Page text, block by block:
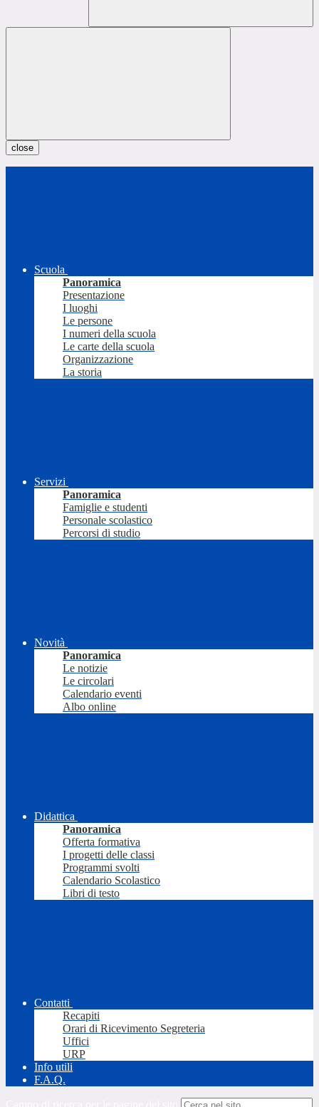
close
Scuola
Panoramica
Presentazione
I luoghi
Le persone
I numeri della scuola
Le carte della scuola
Organizzazione
La storia
Servizi
Panoramica
Famiglie e studenti
Personale scolastico
Percorsi di studio
Novità
Panoramica
Le notizie
Le circolari
Calendario eventi
Albo online
Didattica
Panoramica
Offerta formativa
I progetti delle classi
Programmi svolti
Calendario Scolastico
Libri di testo
Contatti
Recapiti
Orari di Ricevimento Segreteria
Uffici
URP
Info utili
F.A.Q.